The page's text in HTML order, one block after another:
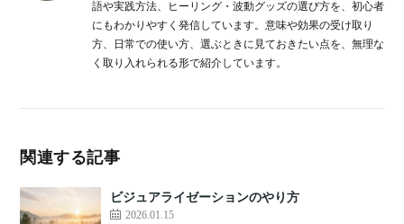
語や実践方法、ヒーリング・波動グッズの選び方を、初心者
にもわかりやすく発信しています。意味や効果の受け取り
方、日常での使い方、選ぶときに見ておきたい点を、無理な
く取り入れられる形で紹介しています。
関連する記事
ビジュアライゼーションのやり方
2026.01.15